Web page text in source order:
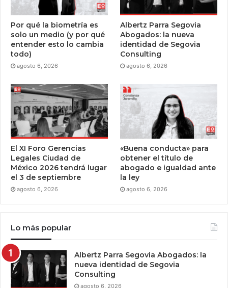
Por qué la biometría es
solo un medio (y por qué
entender esto lo cambia
todo)
agosto 6, 2026
Albertz Parra Segovia
Abogados: la nueva
identidad de Segovia
Consulting
agosto 6, 2026
El XI Foro Gerencias
Legales Ciudad de
México 2026 tendrá lugar
el 3 de septiembre
agosto 6, 2026
«Buena conducta» para
obtener el título de
abogado e igualdad ante
la ley
agosto 6, 2026
Lo más popular
Albertz Parra Segovia Abogados: la
nueva identidad de Segovia
Consulting
agosto 6, 2026